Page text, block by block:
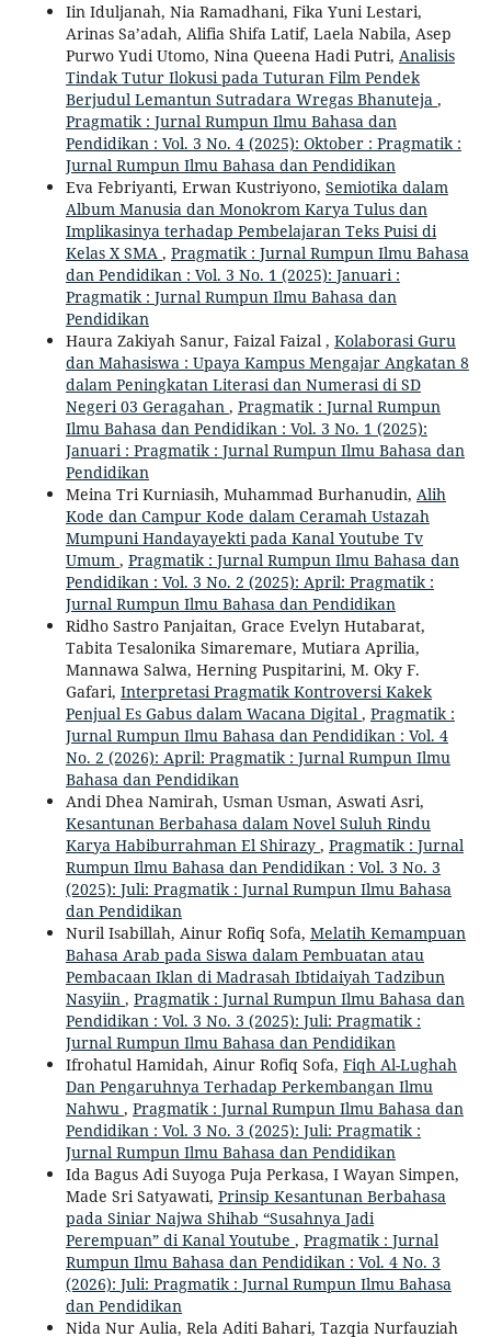
Iin Iduljanah, Nia Ramadhani, Fika Yuni Lestari,
Arinas Sa’adah, Alifia Shifa Latif, Laela Nabila, Asep
Purwo Yudi Utomo, Nina Queena Hadi Putri, Analisis
Tindak Tutur Ilokusi pada Tuturan Film Pendek
Berjudul Lemantun Sutradara Wregas Bhanuteja ,
Pragmatik : Jurnal Rumpun Ilmu Bahasa dan
Pendidikan : Vol. 3 No. 4 (2025): Oktober : Pragmatik :
Jurnal Rumpun Ilmu Bahasa dan Pendidikan
Eva Febriyanti, Erwan Kustriyono, Semiotika dalam
Album Manusia dan Monokrom Karya Tulus dan
Implikasinya terhadap Pembelajaran Teks Puisi di
Kelas X SMA , Pragmatik : Jurnal Rumpun Ilmu Bahasa
dan Pendidikan : Vol. 3 No. 1 (2025): Januari :
Pragmatik : Jurnal Rumpun Ilmu Bahasa dan
Pendidikan
Haura Zakiyah Sanur, Faizal Faizal , Kolaborasi Guru
dan Mahasiswa : Upaya Kampus Mengajar Angkatan 8
dalam Peningkatan Literasi dan Numerasi di SD
Negeri 03 Geragahan , Pragmatik : Jurnal Rumpun
Ilmu Bahasa dan Pendidikan : Vol. 3 No. 1 (2025):
Januari : Pragmatik : Jurnal Rumpun Ilmu Bahasa dan
Pendidikan
Meina Tri Kurniasih, Muhammad Burhanudin, Alih
Kode dan Campur Kode dalam Ceramah Ustazah
Mumpuni Handayayekti pada Kanal Youtube Tv
Umum , Pragmatik : Jurnal Rumpun Ilmu Bahasa dan
Pendidikan : Vol. 3 No. 2 (2025): April: Pragmatik :
Jurnal Rumpun Ilmu Bahasa dan Pendidikan
Ridho Sastro Panjaitan, Grace Evelyn Hutabarat,
Tabita Tesalonika Simaremare, Mutiara Aprilia,
Mannawa Salwa, Herning Puspitarini, M. Oky F.
Gafari, Interpretasi Pragmatik Kontroversi Kakek
Penjual Es Gabus dalam Wacana Digital , Pragmatik :
Jurnal Rumpun Ilmu Bahasa dan Pendidikan : Vol. 4
No. 2 (2026): April: Pragmatik : Jurnal Rumpun Ilmu
Bahasa dan Pendidikan
Andi Dhea Namirah, Usman Usman, Aswati Asri,
Kesantunan Berbahasa dalam Novel Suluh Rindu
Karya Habiburrahman El Shirazy , Pragmatik : Jurnal
Rumpun Ilmu Bahasa dan Pendidikan : Vol. 3 No. 3
(2025): Juli: Pragmatik : Jurnal Rumpun Ilmu Bahasa
dan Pendidikan
Nuril Isabillah, Ainur Rofiq Sofa, Melatih Kemampuan
Bahasa Arab pada Siswa dalam Pembuatan atau
Pembacaan Iklan di Madrasah Ibtidaiyah Tadzibun
Nasyiin , Pragmatik : Jurnal Rumpun Ilmu Bahasa dan
Pendidikan : Vol. 3 No. 3 (2025): Juli: Pragmatik :
Jurnal Rumpun Ilmu Bahasa dan Pendidikan
Ifrohatul Hamidah, Ainur Rofiq Sofa, Fiqh Al-Lughah
Dan Pengaruhnya Terhadap Perkembangan Ilmu
Nahwu , Pragmatik : Jurnal Rumpun Ilmu Bahasa dan
Pendidikan : Vol. 3 No. 3 (2025): Juli: Pragmatik :
Jurnal Rumpun Ilmu Bahasa dan Pendidikan
Ida Bagus Adi Suyoga Puja Perkasa, I Wayan Simpen,
Made Sri Satyawati, Prinsip Kesantunan Berbahasa
pada Siniar Najwa Shihab “Susahnya Jadi
Perempuan” di Kanal Youtube , Pragmatik : Jurnal
Rumpun Ilmu Bahasa dan Pendidikan : Vol. 4 No. 3
(2026): Juli: Pragmatik : Jurnal Rumpun Ilmu Bahasa
dan Pendidikan
Nida Nur Aulia, Rela Aditi Bahari, Tazqia Nurfauziah